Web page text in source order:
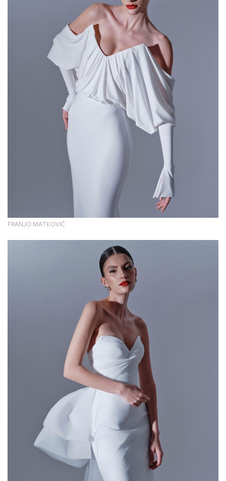
FRANJO MATKOVIĆ